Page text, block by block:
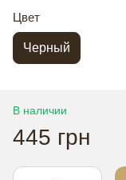
Цвет
Черный
В наличии
445 грн